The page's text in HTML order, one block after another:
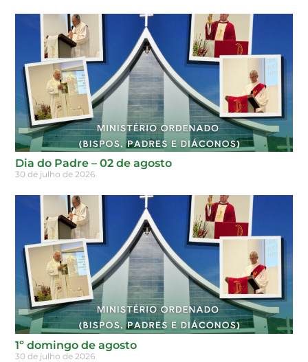
Dia do Padre – 02 de agosto
30 de julho de 2026
1º domingo de agosto
30 de julho de 2026